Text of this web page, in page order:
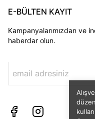
E-BÜLTEN KAYIT
Kampanyalarımızdan ve
haberdar olun.